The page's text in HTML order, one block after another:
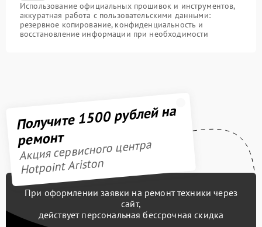
Использование официальных прошивок и инструментов,
аккуратная работа с пользовательскими данными:
резервное копирование, конфиденциальность и
восстановление информации при необходимости
Получите 1500 рублей на
ремонт
Акция сервисного центра
Hotpoint Ariston
При оформлении заявки на ремонт техники через
сайт,
действует персональная бессрочная скидка